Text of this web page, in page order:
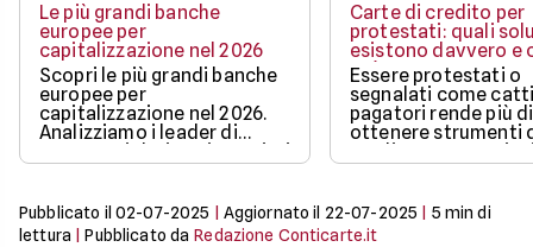
Le più grandi banche
europee per
capitalizzazione nel 2026
Scopri le più grandi banche
europee per
capitalizzazione nel 2026.
Analizziamo i leader di
fattori chiave che guidano il
Carte di credito per
protestati: quali
esistono davvero e
può ottenere
Essere protestati o
segnalati come
pagatori rende più
ottenere strumenti
restare
digitali.
Pubblicato il 02-07-2025 Aggiornato il 22-07-2025 5 min di
lettura |Pubblicato da Redazione Conticarte.it